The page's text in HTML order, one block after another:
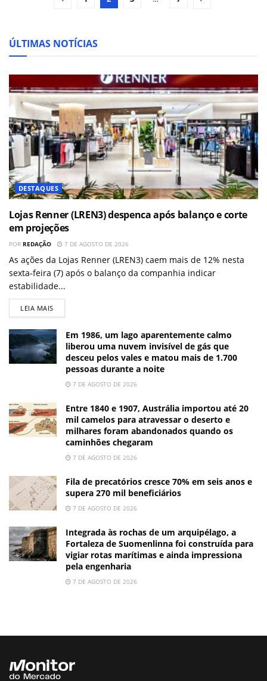
ÚLTIMAS NOTÍCIAS
DESTAQUES
Lojas Renner (LREN3) despenca após balanço e corte
em projeções
POR REDAÇÃO 7 DE AGOSTO DE 2026
As ações da Lojas Renner (LREN3) caem mais de 12% nesta
sexta-feira (7) após o balanço da companhia indicar
estabilidade...
LEIA MAIS
Em 1986, um lago aparentemente calmo
liberou uma nuvem invisível de gás que
desceu pelos vales e matou mais de 1.700
pessoas durante a noite
7 DE AGOSTO DE 2026
Entre 1840 e 1907, Austrália importou até 20
mil camelos para atravessar o deserto e
milhares foram abandonados quando os
caminhões chegaram
7 DE AGOSTO DE 2026
Fila de precatórios cresce 70% em seis anos e
supera 270 mil beneficiários
7 DE AGOSTO DE 2026
Integrada às rochas de um arquipélago, a
Fortaleza de Suomenlinna foi construída para
vigiar rotas marítimas e ainda impressiona
pela engenharia
7 DE AGOSTO DE 2026